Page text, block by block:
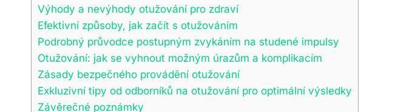
Výhody a nevýhody otužování pro zdraví
Efektivní způsoby, jak začít s otužováním
Podrobný průvodce postupným zvykáním na studené impulsy
Otužování: jak se vyhnout možným úrazům a komplikacím
Zásady bezpečného provádění otužování
Exkluzivní tipy od odborníků na otužování pro optimální výsledky
Závěrečné poznámky